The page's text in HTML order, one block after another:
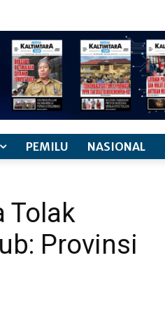
PEMILU NASIONAL
Tolak
Provinsi